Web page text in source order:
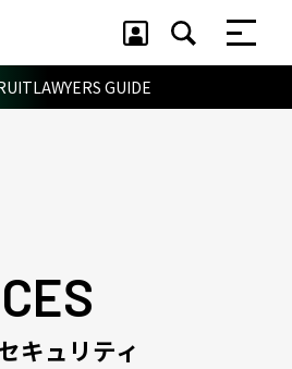
LAWYERS GUIDE
キュリティ